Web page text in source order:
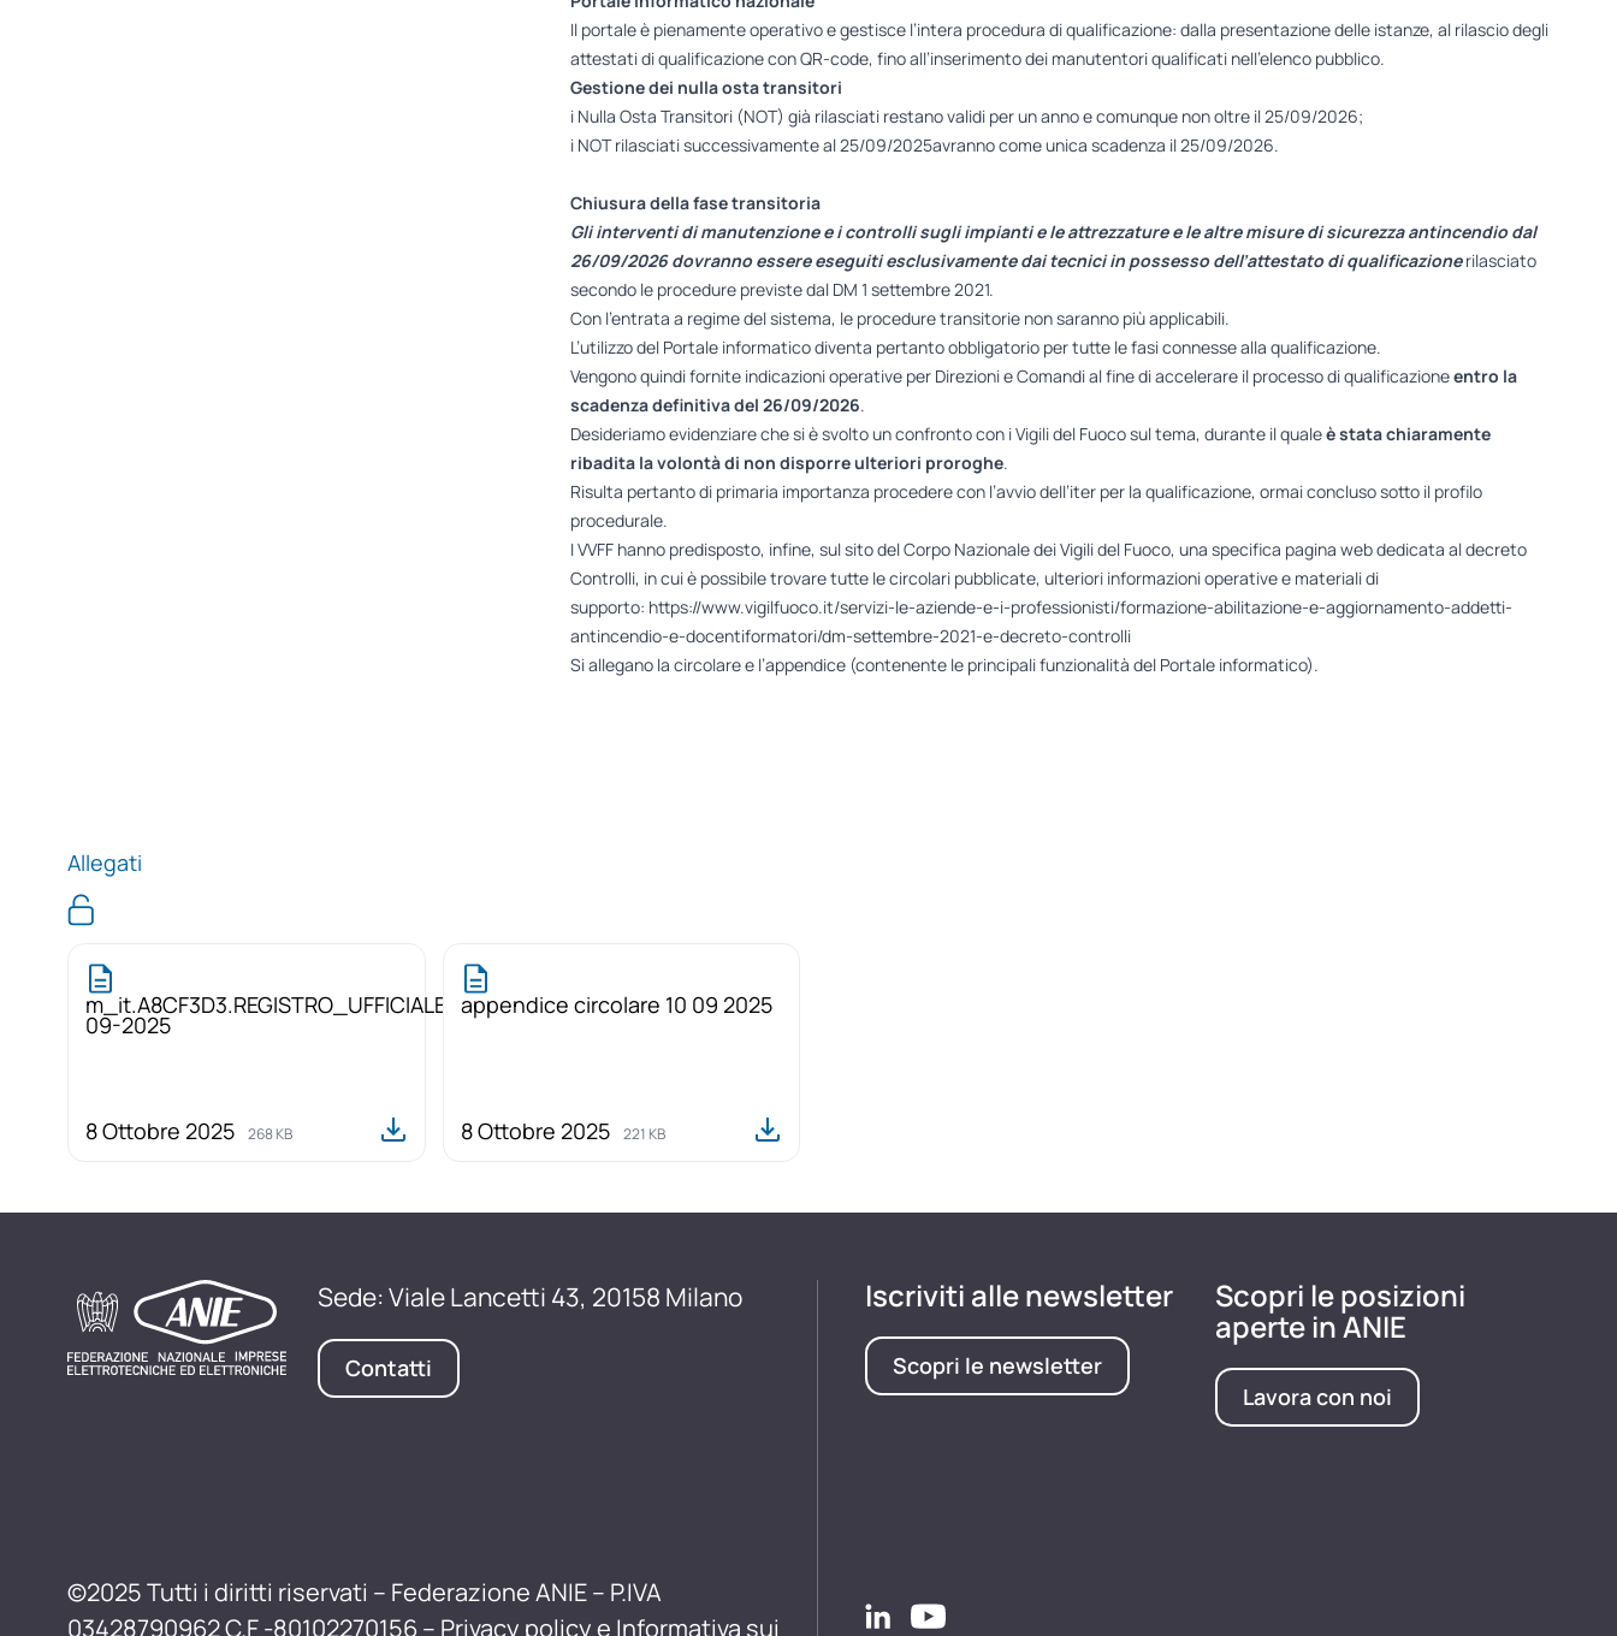
Il portale è pienamente operativo e gestisce l’intera procedura di qualificazione: dalla presentazione delle istanze, al rilascio degli
attestati di qualificazione con QR-code, fino all’inserimento dei manutentori qualificati nell’elenco pubblico.
Gestione dei nulla osta transitori
i Nulla Osta Transitori (NOT) già rilasciati restano validi per un anno e comunque non oltre il 25/09/2026;
i NOT rilasciati successivamente al 25/09/2025avranno come unica scadenza il 25/09/2026.
Chiusura della fase transitoria
Gli interventi di manutenzione e i controlli sugli impianti e le attrezzature e le altre misure di sicurezza antincendio dal
26/09/2026 dovranno essere eseguiti esclusivamente dai tecnici in possesso dell’attestato di qualificazionerilasciato
secondo le procedure previste dal DM 1 settembre 2021.
Con l’entrata a regime del sistema, le procedure transitorie non saranno più applicabili.
L’utilizzo del Portale informatico diventa pertanto obbligatorio per tutte le fasi connesse alla qualificazione.
Vengono quindi fornite indicazioni operative per Direzioni e Comandial fine di accelerare il processo di qualificazioneentro la
scadenza definitiva del 26/09/2026.
Desideriamo evidenziare che si è svolto un confronto con i Vigili del Fuoco sul tema, durante il qualeè stata chiaramente
ribadita la volontà di non disporre ulteriori proroghe.
Risulta pertanto di primaria importanza procedere con l’avvio dell’iter per la qualificazione, ormai concluso sotto il profilo
procedurale.
I VVFF hanno predisposto, infine, sul sito del Corpo Nazionale dei Vigili del Fuoco, una specifica pagina web dedicata al decreto
Controlli, in cui è possibile trovare tutte le circolari pubblicate, ulteriori informazioni operative e materiali di
supporto: https://www.vigilfuoco.it/servizi-le-aziende-e-i-professionisti/formazione-abilitazione-e-aggiornamento-addetti-
antincendio-e-docentiformatori/dm-settembre-2021-e-decreto-controlli
Si allegano la circolare e l’appendice (contenente le principali funzionalità del Portale informatico).
Allegati
m_it.A8CF3D3.REGISTRO_UFFICIALE_U_.0014644.10-
09-2025
8 Ottobre 2025 268 KB
appendice circolare 10 09 2025
8 Ottobre 2025 221 KB
Sede: Viale Lancetti 43, 20158 Milano
Contatti
©2025 Tutti i diritti riservati – Federazione ANIE – P.IVA
03428790962 C.F -80102270156 – Privacy policy e Informativa sui
Iscriviti alle newsletter
Scopri le newsletter
Scopri le posizioni
aperte in ANIE
Lavora con noi